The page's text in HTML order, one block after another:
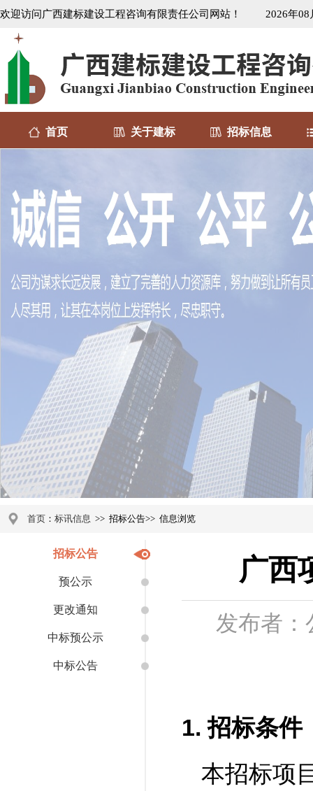
欢迎访问广西建标建设工程咨询有限责任公司网站！ 2026年
首页 关于建标 招标信息
首页 ： 标讯信息 >> 招标公告>> 信息浏览
招标公告
预公示
更改通知
中标预公示
中标公告
广西
发布者
1.招标条件
本招标项